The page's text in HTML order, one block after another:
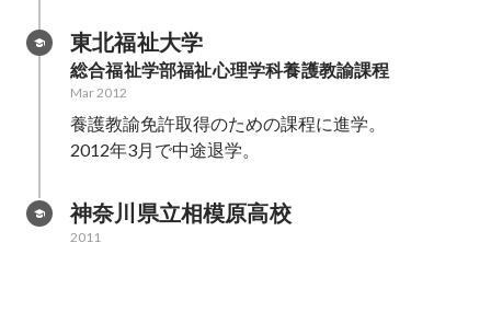
東北福祉大学
総合福祉学部福祉心理学科養護教諭課程
Mar 2012
養護教諭免許取得のための課程に進学。
2012年3月で中途退学。
神奈川県立相模原高校
2011